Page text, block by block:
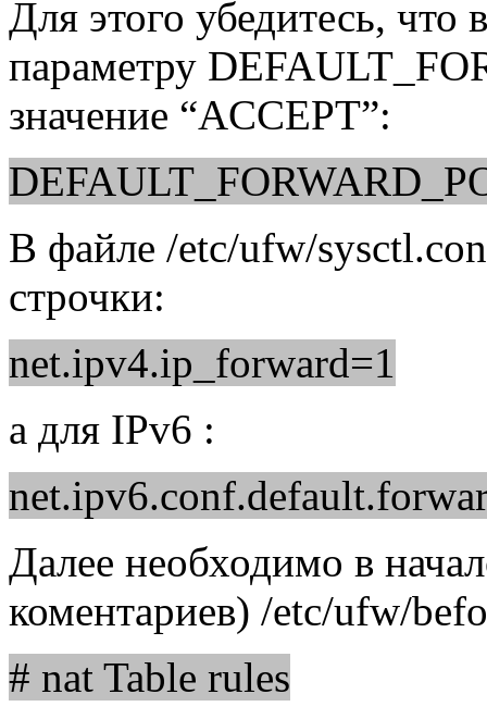
Для этого убедитесь,
параметру
значение “ACCEPT”:
В файле /etc/ufw/
строчки:
net.ipv4.ip_forward=1
а для IPv6 :
Далее необходимо в
коментариев) /etc/ufw/
# nat Table rules